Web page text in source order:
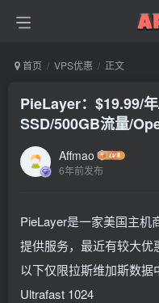
首页 VPS优惠 正文
PieLayer：$19.99/
SSD/500GB流量/
Affmao
6年前发布
PieLayer是一家美国主机
提供服务，最近有较大优
以下仅限拉斯维加斯数据
Ultrafast 1024